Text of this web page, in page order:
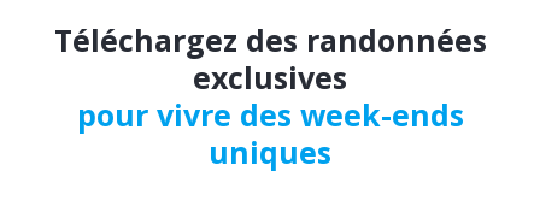
Téléchargez des randonnées
exclusives
pour vivre des week-ends
uniques